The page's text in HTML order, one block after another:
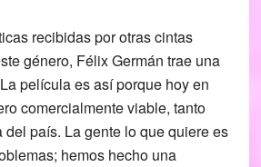
recibidas por otras cintas
género, Félix Germán trae una
película es así porque hoy en
comercialmente viable, tanto
del país. La gente lo que quiere es
hemos hecho una